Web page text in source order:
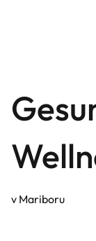
v Mariboru